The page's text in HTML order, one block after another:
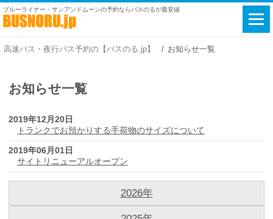
ブルーライナー・サンアンドムーンの予約ならバスのるが最安値
高速バス・夜行バス予約の【バスのる.jp】 お知らせ一覧
お知らせ一覧
2019年12月20日
トランクでお預かりする手荷物のサイズについて
2019年06月01日
サイトリニューアルオープン
2026年